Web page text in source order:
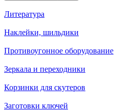
Литература
Наклейки, шильдики
Противоугонное оборудование
Зеркала и переходники
Корзинки для скутеров
Заготовки ключей